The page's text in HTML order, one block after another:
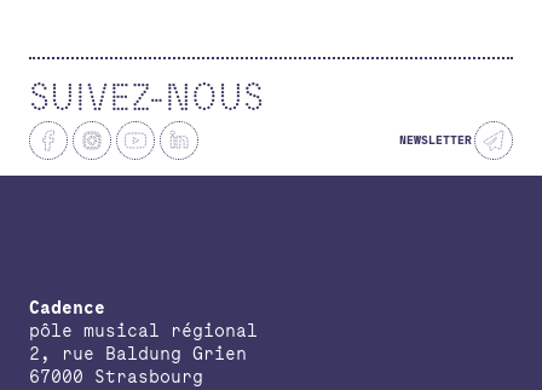
SUIVEZ-NOUS
NEWSLETTER
Cadence
pôle musical régional
2, rue Baldung Grien
67000 Strasbourg